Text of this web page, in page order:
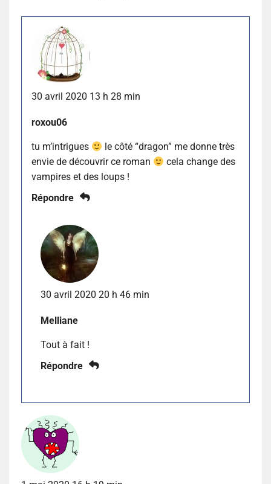
30 avril 2020 13 h 28 min
roxou06
tu m’intrigues
le côté “dragon” me donne très
envie de découvrir ce roman
cela change des
vampires et des loups !
Répondre
30 avril 2020 20 h 46 min
Melliane
Tout à fait !
Répondre